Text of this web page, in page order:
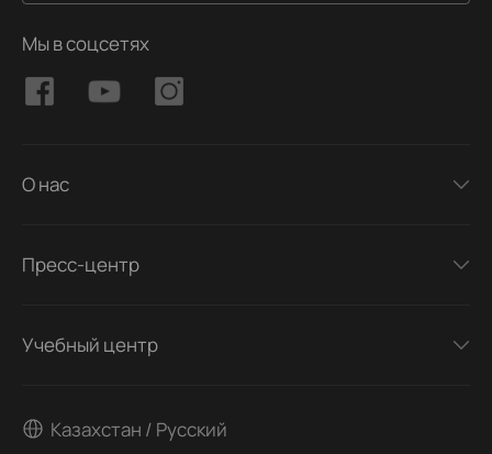
Мы в соцсетях
О нас
Пресс-центр
Учебный центр
Казахстан / Русский